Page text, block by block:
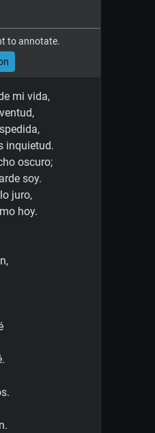
to annotate.
mi vida,
inquietud.
oscuro;
soy.
juro,
hoy.